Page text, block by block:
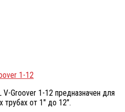
1-12
Groover 1-12 предназначен для
трубах от 1″ до 12″.